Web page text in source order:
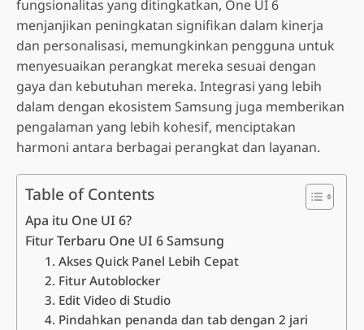
fungsionalitas yang ditingkatkan, One UI 6
menjanjikan peningkatan signifikan dalam kinerja
dan personalisasi, memungkinkan pengguna untuk
menyesuaikan perangkat mereka sesuai dengan
gaya dan kebutuhan mereka. Integrasi yang lebih
dalam dengan ekosistem Samsung juga memberikan
pengalaman yang lebih kohesif, menciptakan
harmoni antara berbagai perangkat dan layanan.
Table of Contents
Apa itu One UI 6?
Fitur Terbaru One UI 6 Samsung
1. Akses Quick Panel Lebih Cepat
2. Fitur Autoblocker
3. Edit Video di Studio
4. Pindahkan penanda dan tab dengan 2 jari